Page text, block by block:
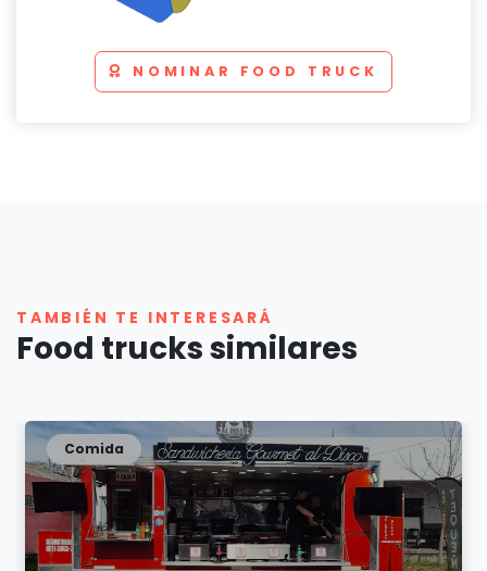
NOMINAR FOOD TRUCK
TAMBIÉN TE INTERESARÁ
Food trucks similares
Comida